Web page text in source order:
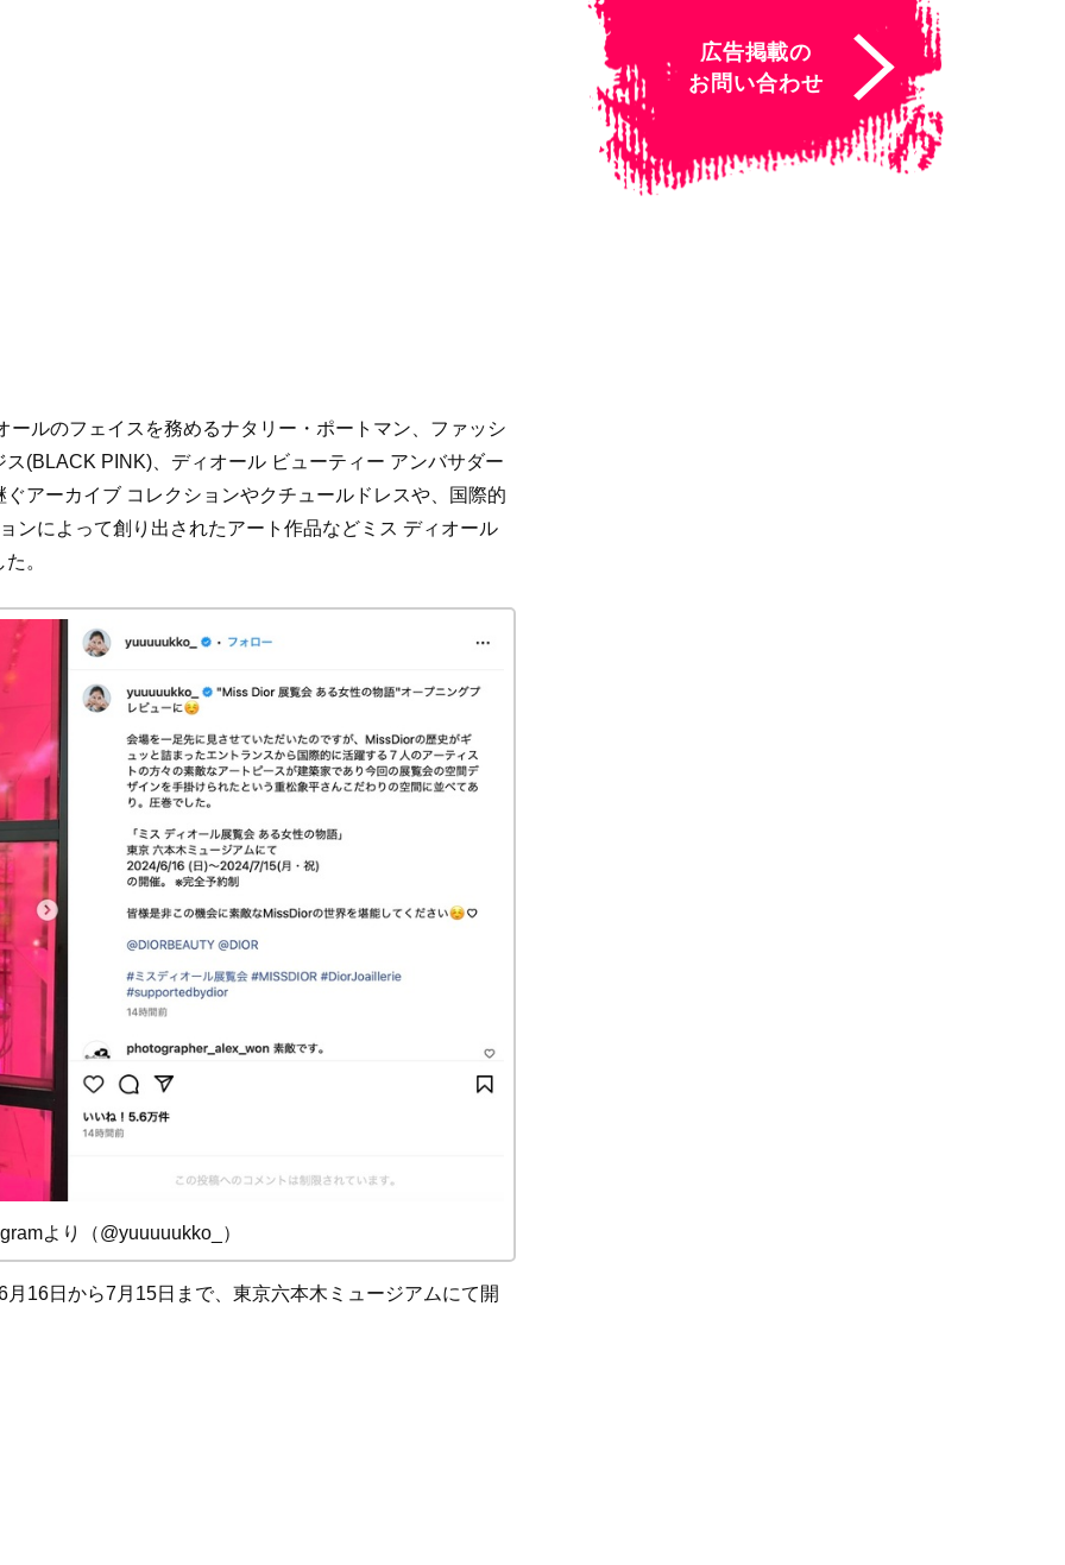
ルのフェイスを務めるナタリー・ポートマン、ファッシ
ス(BLACK PINK)、 ディオール ビューティー アンバサダー
アーカイブ コレクションやクチュールドレスや、国際的
ンによって創り出されたアート作品などミス ディオール
。
より（@yuuuuukko_）
月 16日から7 月 15日まで、東京六本木ミュージアムにて開
広告掲載の
お問い合わせ